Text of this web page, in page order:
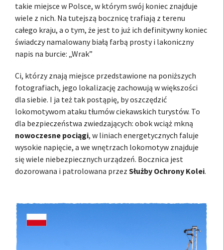
takie miejsce w Polsce, w którym swój koniec znajduje
wiele z nich. Na tutejszą bocznicę trafiają z terenu
całego kraju, a o tym, że jest to już ich definitywny koniec
świadczy namalowany białą farbą prosty i lakoniczny
napis na burcie: „Wrak”
Ci, którzy znają miejsce przedstawione na poniższych
fotografiach, jego lokalizację zachowują w większości
dla siebie. I ja też tak postąpię, by oszczędzić
lokomotywom ataku tłumów ciekawskich turystów. To
dla bezpieczeństwa zwiedzających: obok wciąż mkną
nowoczesne pociągi, w liniach energetycznych faluje
wysokie napięcie, a we wnętrzach lokomotyw znajduje
się wiele niebezpiecznych urządzeń. Bocznica jest
dozorowana i patrolowana przez Służby Ochrony Kolei.